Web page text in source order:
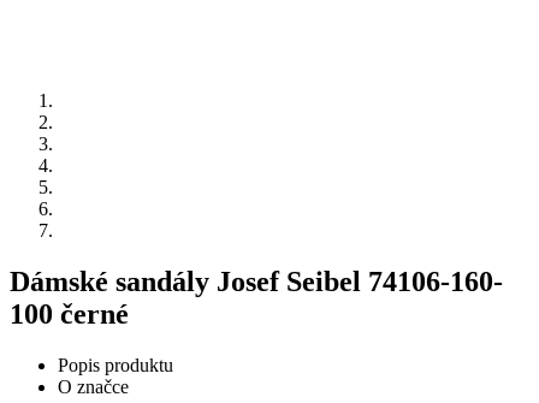
Dámské sandály Josef Seibel 74106-160-
100 černé
Popis produktu
O značce